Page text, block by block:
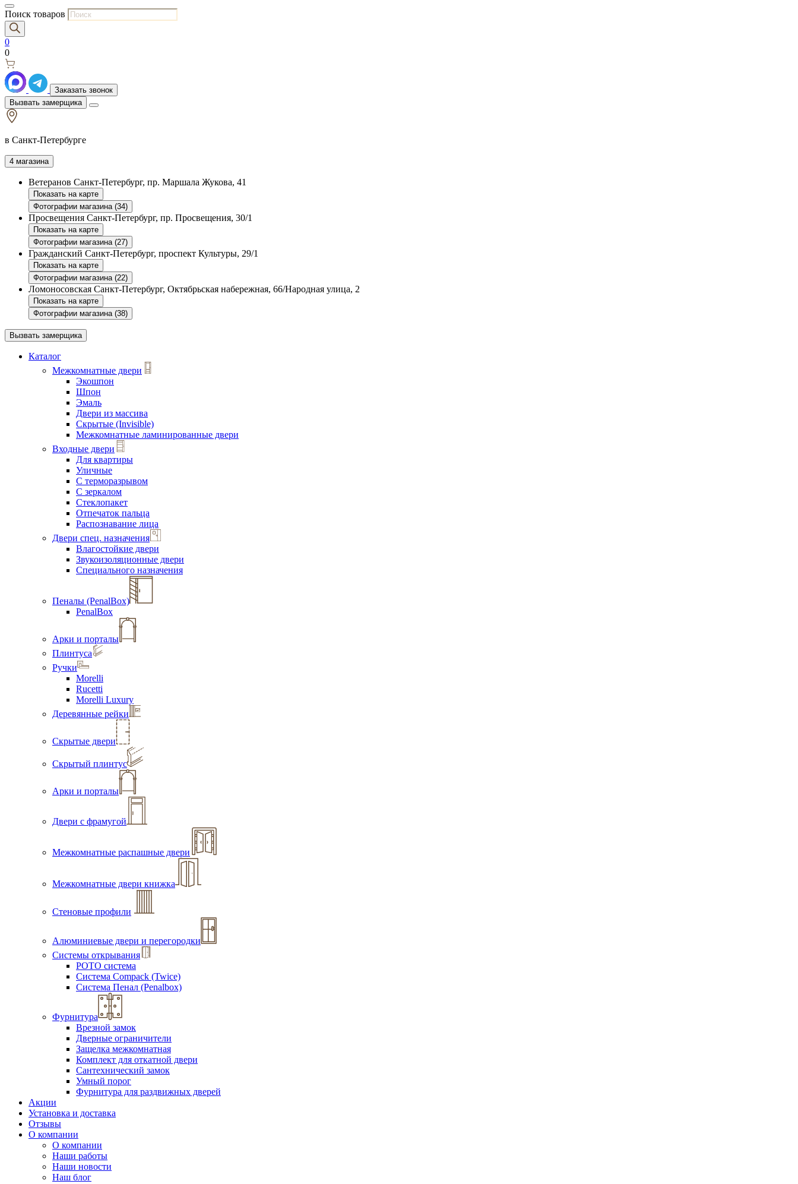
Поиск товаров
0
0
Заказать звонок
Вызвать замерщика
в Санкт-Петербурге
4 магазина
Ветеранов Санкт-Петербург, пр. Маршала Жукова, 41
Показать на карте
Фотографии магазина (34)
Просвещения Санкт-Петербург, пр. Просвещения, 30/1
Показать на карте
Фотографии магазина (27)
Гражданский Санкт-Петербург, проспект Культуры, 29/1
Показать на карте
Фотографии магазина (22)
Ломоносовская Санкт-Петербург, Октябрьская набережная, 66/Народная улица, 2
Показать на карте
Фотографии магазина (38)
Вызвать замерщика
Каталог
Межкомнатные двери
Экошпон
Шпон
Эмаль
Двери из массива
Скрытые (Invisible)
Межкомнатные ламинированные двери
Входные двери
Для квартиры
Уличные
С терморазрывом
С зеркалом
Стеклопакет
Отпечаток пальца
Распознавание лица
Двери спец. назначения
Влагостойкие двери
Звукоизоляционные двери
Специального назначения
Пеналы (PenalBox)
PenalBox
Арки и порталы
Плинтуса
Ручки
Morelli
Rucetti
Morelli Luxury
Деревянные рейки
Скрытые двери
Скрытый плинтус
Арки и порталы
Двери с фрамугой
Межкомнатные распашные двери
Межкомнатные двери книжка
Стеновые профили
Алюминиевые двери и перегородки
Системы открывания
РОТО система
Система Compack (Twice)
Система Пенал (Penalbox)
Фурнитура
Врезной замок
Дверные ограничители
Защелка межкомнатная
Комплект для откатной двери
Сантехнический замок
Умный порог
Фурнитура для раздвижных дверей
Акции
Установка и доставка
Отзывы
О компании
О компании
Наши работы
Наши новости
Наш блог